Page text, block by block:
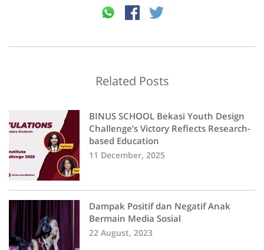
Related Posts
BINUS SCHOOL Bekasi Youth Design
Challenge’s Victory Reflects Research-
based Education
11 December, 2025
Dampak Positif dan Negatif Anak
Bermain Media Sosial
22 August, 2023